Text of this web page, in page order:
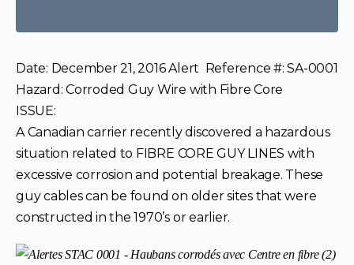
Date: December 21, 2016 Alert Reference #: SA-0001
Hazard: Corroded Guy Wire with Fibre Core
ISSUE:
A Canadian carrier recently discovered a hazardous
situation related to FIBRE CORE GUY LINES with
excessive corrosion and potential breakage. These
guy cables can be found on older sites that were
constructed in the 1970’s or earlier.